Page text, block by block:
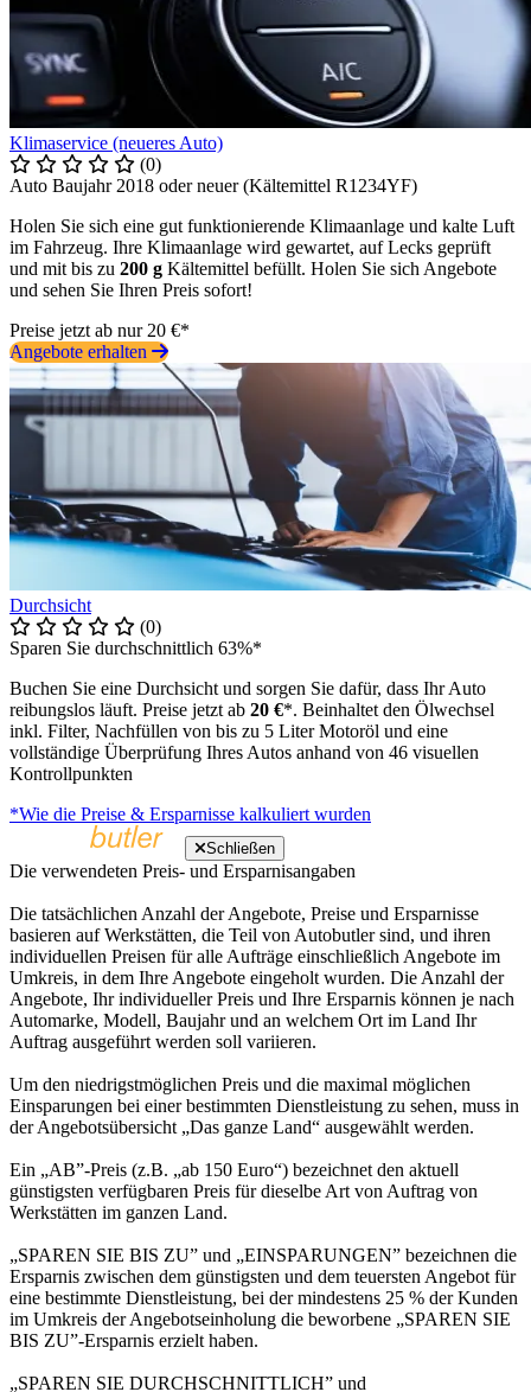
Klimaservice (neueres Auto)
(0)
Auto Baujahr 2018 oder neuer (Kältemittel R1234YF)
Holen Sie sich eine gut funktionierende Klimaanlage und kalte Luft
im Fahrzeug. Ihre Klimaanlage wird gewartet, auf Lecks geprüft
und mit bis zu 200 g Kältemittel befüllt. Holen Sie sich Angebote
und sehen Sie Ihren Preis sofort!
Preise jetzt ab nur 20 €*
Angebote erhalten
Durchsicht
(0)
Sparen Sie durchschnittlich 63%*
Buchen Sie eine Durchsicht und sorgen Sie dafür, dass Ihr Auto
reibungslos läuft. Preise jetzt ab 20 €*. Beinhaltet den Ölwechsel
inkl. Filter, Nachfüllen von bis zu 5 Liter Motoröl und eine
vollständige Überprüfung Ihres Autos anhand von 46 visuellen
Kontrollpunkten
*Wie die Preise & Ersparnisse kalkuliert wurden
Schließen
Die verwendeten Preis- und Ersparnisangaben
Die tatsächlichen Anzahl der Angebote, Preise und Ersparnisse
basieren auf Werkstätten, die Teil von Autobutler sind, und ihren
individuellen Preisen für alle Aufträge einschließlich Angebote im
Umkreis, in dem Ihre Angebote eingeholt wurden. Die Anzahl der
Angebote, Ihr individueller Preis und Ihre Ersparnis können je nach
Automarke, Modell, Baujahr und an welchem Ort im Land Ihr
Auftrag ausgeführt werden soll variieren.
Um den niedrigstmöglichen Preis und die maximal möglichen
Einsparungen bei einer bestimmten Dienstleistung zu sehen, muss in
der Angebotsübersicht „Das ganze Land“ ausgewählt werden.
Ein „AB”-Preis (z.B. „ab 150 Euro“) bezeichnet den aktuell
günstigsten verfügbaren Preis für dieselbe Art von Auftrag von
Werkstätten im ganzen Land.
„SPAREN SIE BIS ZU” und „EINSPARUNGEN” bezeichnen die
Ersparnis zwischen dem günstigsten und dem teuersten Angebot für
eine bestimmte Dienstleistung, bei der mindestens 25 % der Kunden
im Umkreis der Angebotseinholung die beworbene „SPAREN SIE
BIS ZU”-Ersparnis erzielt haben.
„SPAREN SIE DURCHSCHNITTLICH” und